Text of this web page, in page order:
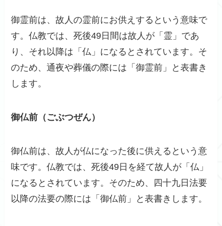
御霊前は、故人の霊前にお供えするという意味で
す。仏教では、死後49日間は故人が「霊」であ
り、それ以降は「仏」になるとされています。そ
のため、通夜や葬儀の際には「御霊前」と表書き
します。
御仏前（ごぶつぜん）
御仏前は、故人が仏になった後に供えるという意
味です。仏教では、死後49日を経て故人が「仏」
になるとされています。そのため、四十九日法要
以降の法要の際には「御仏前」と表書きします。